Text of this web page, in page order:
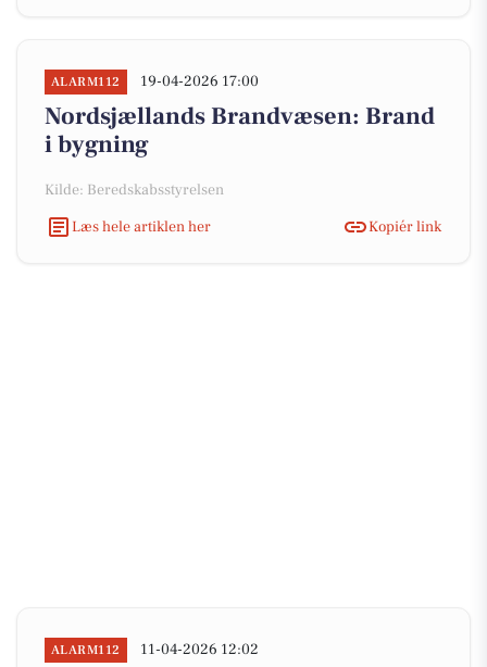
ALARM112 19-04-2026 17:00
Nordsjællands Brandvæsen: Brand
i bygning
Kilde: Beredskabsstyrelsen
Læs hele artiklen her
Kopiér link
ALARM112 11-04-2026 12:02